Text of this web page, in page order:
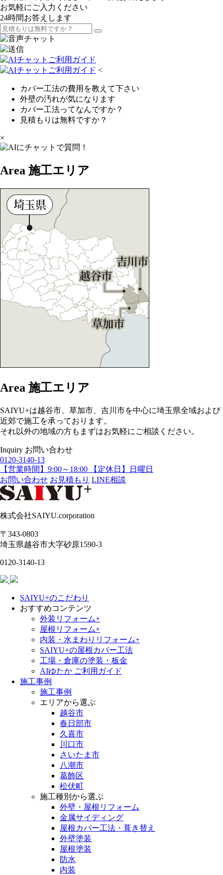
お気軽にご入力ください
24時間お答えします
<
カバー工法の費用を教えて下さい
外壁の汚れが気になります
カバー工法ってなんですか？
見積もりは無料ですか？
×
Area 施工エリア
Area 施工エリア
SAIYU+は越谷市、草加市、吉川市を中心に埼玉県全域および
近郊で施工を承っております。
それ以外の地域の方もまずはお気軽にご相談ください。
Inquiry お問い合わせ
0120-3140-13
【営業時間】9:00～18:00 【定休日】日曜日
お問い合わせ お見積もり LINE相談
株式会社SAIYU.corporation
〒343-0803
埼玉県越谷市大字砂原1590-3
0120-3140-13
SAIYU+のこだわり
おすすめコンテンツ
外装リフォーム+
屋根リフォーム+
内装・水まわりリフォーム+
SAIYU+の屋根カバー工法
工場・倉庫の塗装・板金
AIゆたか ご利用ガイド
施工事例
施工事例
エリアから選ぶ
越谷市
春日部市
久喜市
川口市
さいたま市
八潮市
葛飾区
松伏町
施工種別から選ぶ
外壁・屋根リフォーム
金属サイディング
屋根カバー工法・葺き替え
外壁塗装
屋根塗装
防水
内装